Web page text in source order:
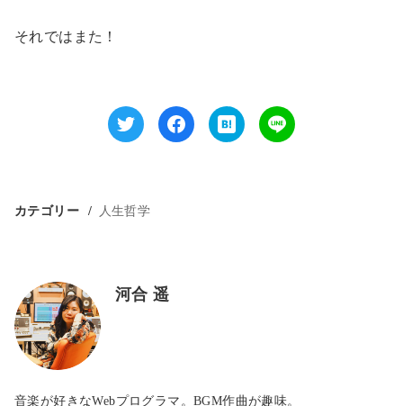
それではまた！
カテゴリー 人生哲学
河合 遥
音楽が好きなWebプログラマ。BGM作曲が趣味。